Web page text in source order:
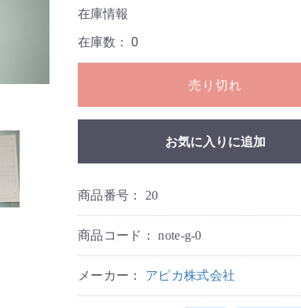
在庫情報
在庫数： 0
売り切れ
お気に入りに追加
商品番号： 20
商品コード：note-g-0
メーカー： アピカ株式会社